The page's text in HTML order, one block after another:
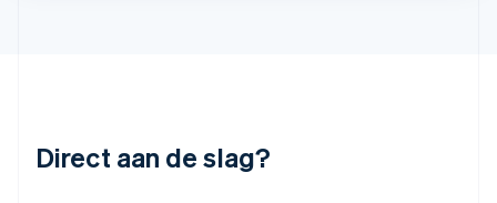
Direct aan de slag?
Mexico
Español English